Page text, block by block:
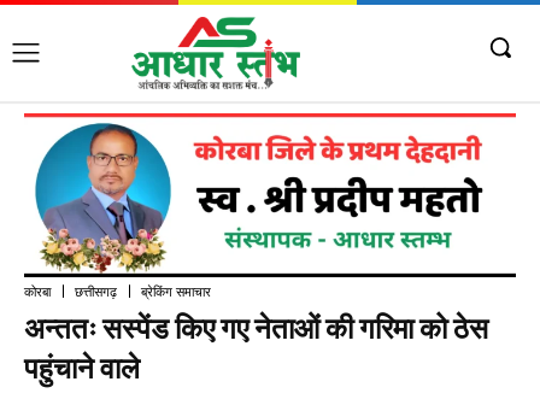
कोरबा छत्तीसगढ़ ब्रेकिंग समाचार
अन्ततः सस्पेंड किए गए नेताओं की गरिमा को ठेस
पहुंचाने वाले